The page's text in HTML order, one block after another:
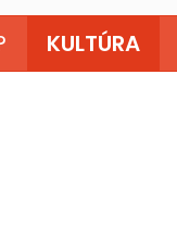
KULTÚRA